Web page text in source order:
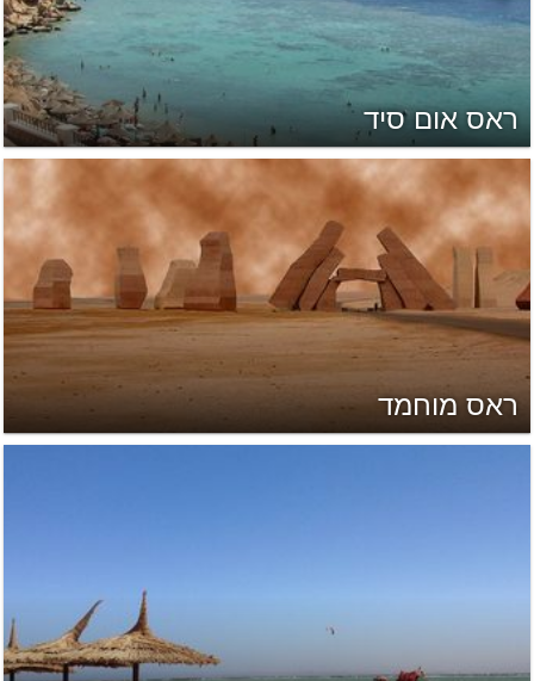
ראס אום סיד
ראס מוחמד